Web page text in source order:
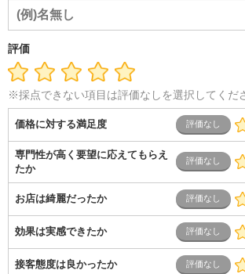
音響
芸能・イベント・コンパニオン
ム開発・SE・インフラ）
導体・制御）
介護
ス
士業・コンサルティング
ービス
コールセンター マーケティング・
専業主婦（夫）
営業
評価
※採点できない項目は評価なしを選択してくだ
価格に対する満足度
専門性が高く要望に応えてもらえ
たか
お店は綺麗だったか
効果は実感できたか
接客態度は良かったか